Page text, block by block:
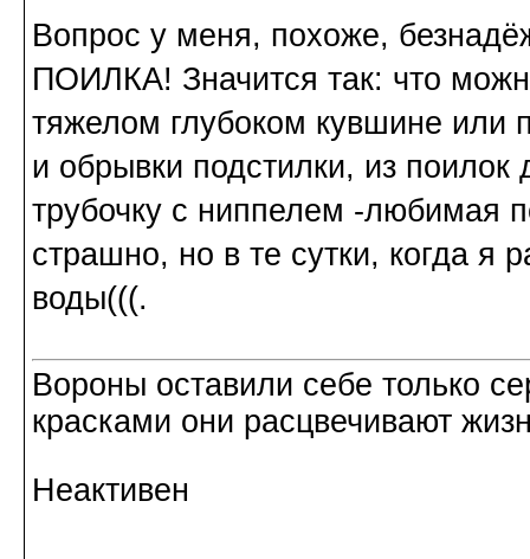
Вопрос у меня, похоже,
ПОИЛКА! Значится так: что
тяжелом глубоком кувшине или
и обрывки подстилки, из
трубочку с ниппелем -любимая
страшно, но в те сутки, когда я
воды(((.
Вороны оставили себе только
красками они расцвечивают
Неактивен